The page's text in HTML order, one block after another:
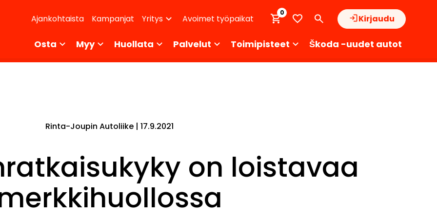
Ajankohtaista Kampanjat Yritys Avoimet työpaikat Kirjaudu
0
Osta Myy Huollata Palvelut Toimipisteet Škoda -uudet autot
Rinta-Joupin Autoliike | 17.9.2021
on loistavaa